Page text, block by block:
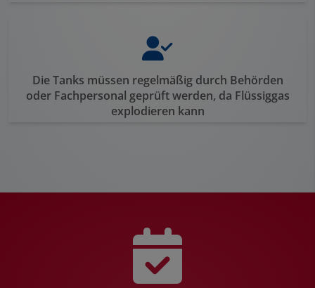
Die Tanks müssen regelmäßig durch Behörden
oder Fachpersonal geprüft werden, da Flüssiggas
explodieren kann